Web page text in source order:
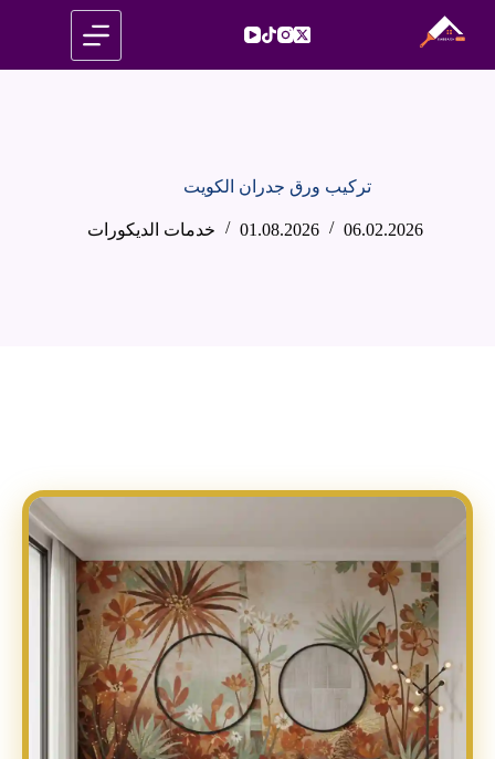
تركيب ورق جدران الكويت
06.02.2026
01.08.2026 خدمات الديكورات